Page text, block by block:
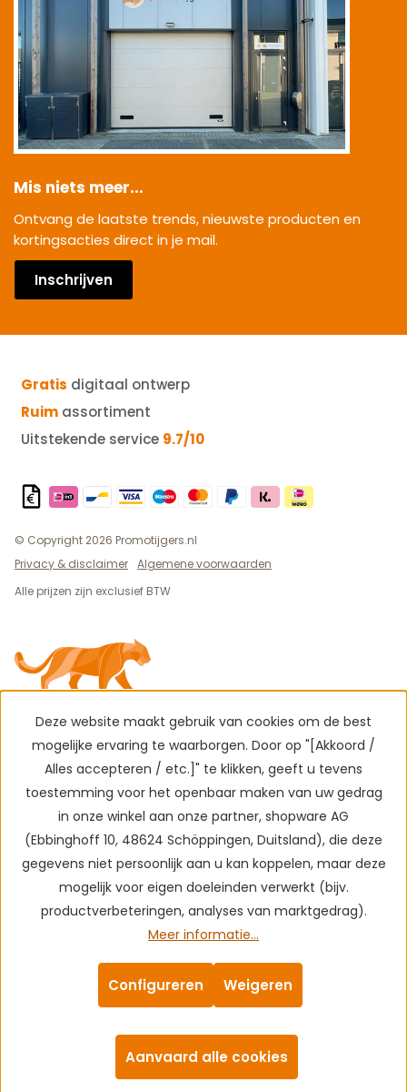
Mis niets meer...
Ontvang de laatste trends, nieuwste producten en
kortingsacties direct in je mail.
Inschrijven
Gratis digitaal ontwerp
Ruim assortiment
Uitstekende service 9.7/10
© Copyright 2026 Promotijgers.nl
Privacy & disclaimer Algemene voorwaarden
Alle prijzen zijn exclusief BTW
Deze website maakt gebruik van cookies om de best
mogelijke ervaring te waarborgen. Door op "[Akkoord /
Alles accepteren / etc.]" te klikken, geeft u tevens
toestemming voor het openbaar maken van uw gedrag
in onze winkel aan onze partner, shopware AG
(Ebbinghoff 10, 48624 Schöppingen, Duitsland), die deze
gegevens niet persoonlijk aan u kan koppelen, maar deze
mogelijk voor eigen doeleinden verwerkt (bijv.
productverbeteringen, analyses van marktgedrag).
Meer informatie...
Weigeren
Configureren
Aanvaard alle cookies